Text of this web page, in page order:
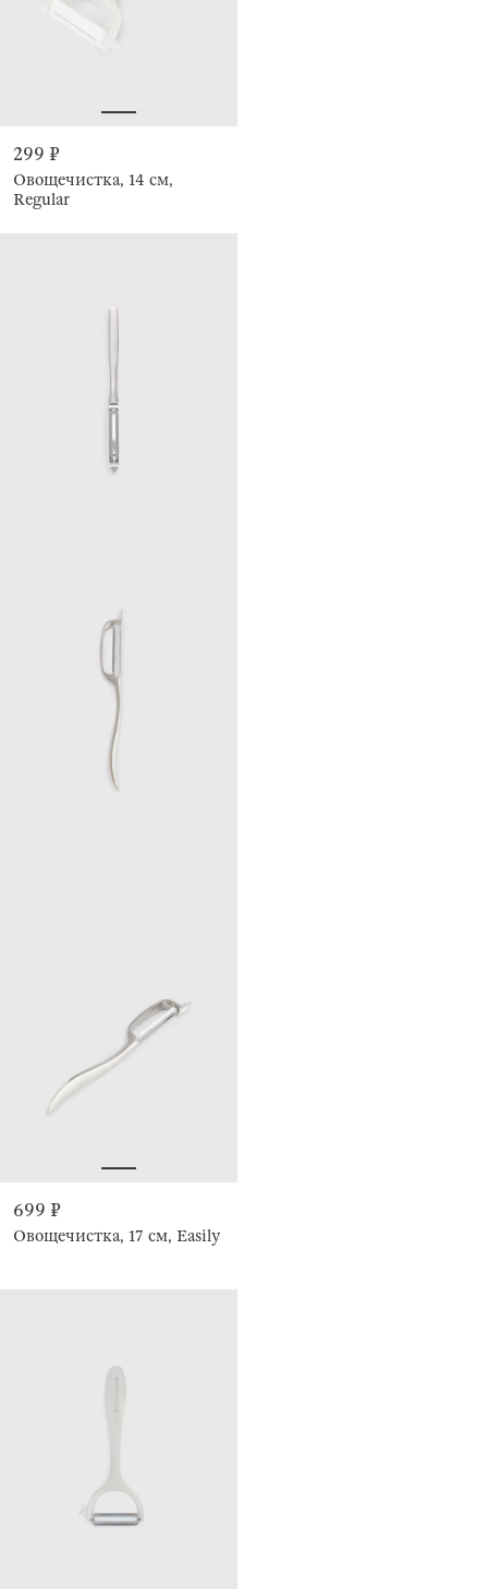
299 ₽
Овощечистка, 14 см,
Regular
699 ₽
Овощечистка, 17 см, Easily